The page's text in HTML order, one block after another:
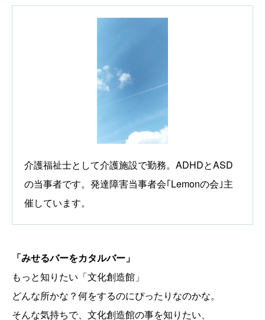
介護福祉士として介護施設で勤務。ADHDとASD
の当事者です。発達障害当事者会｢Lemonの会｣主
催しています。
「みせるバーをカタルバー」
もっと知りたい「文化創造館」
どんな所かな？何をするのにぴったりなのかな。
そんな気持ちで、文化創造館の事を知りたい、